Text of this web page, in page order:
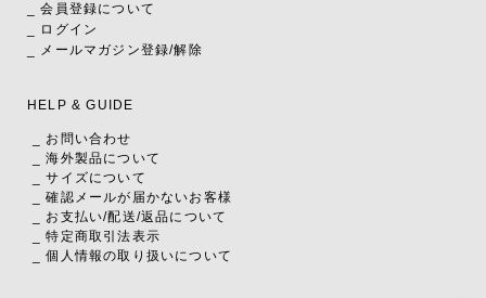
_ 会員登録について
_ ログイン
_ メールマガジン登録/解除
HELP & GUIDE
_ お問い合わせ
_ 海外製品について
_ サイズについて
_ 確認メールが届かないお客様
_ お支払い/配送/返品について
_ 特定商取引法表示
_ 個人情報の取り扱いについて